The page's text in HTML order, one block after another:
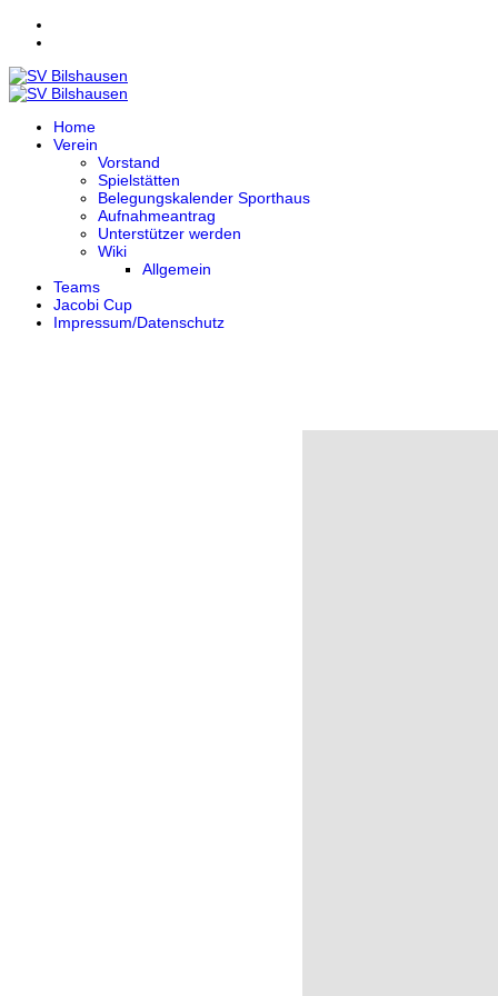
Home
Verein
Vorstand
Spielstätten
Belegungskalender Sporthaus
Aufnahmeantrag
Unterstützer werden
Wiki
Allgemein
Teams
Jacobi Cup
Impressum/Datenschutz